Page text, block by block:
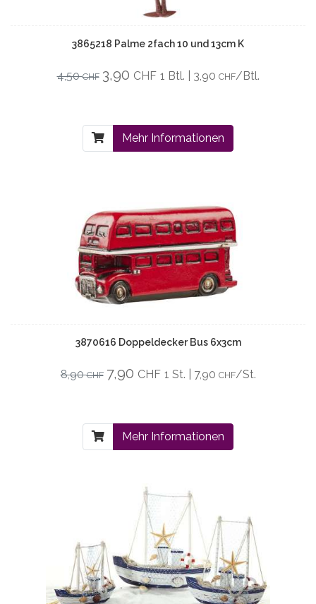
3865218 Palme 2fach 10 und 13cm K
4,50CHF 3,90 CHF 1 Btl. | 3,90 CHF/Btl.
Mehr Informationen
3870616 Doppeldecker Bus 6x3cm
8,90CHF 7,90 CHF 1 St. | 7,90 CHF/St.
Mehr Informationen